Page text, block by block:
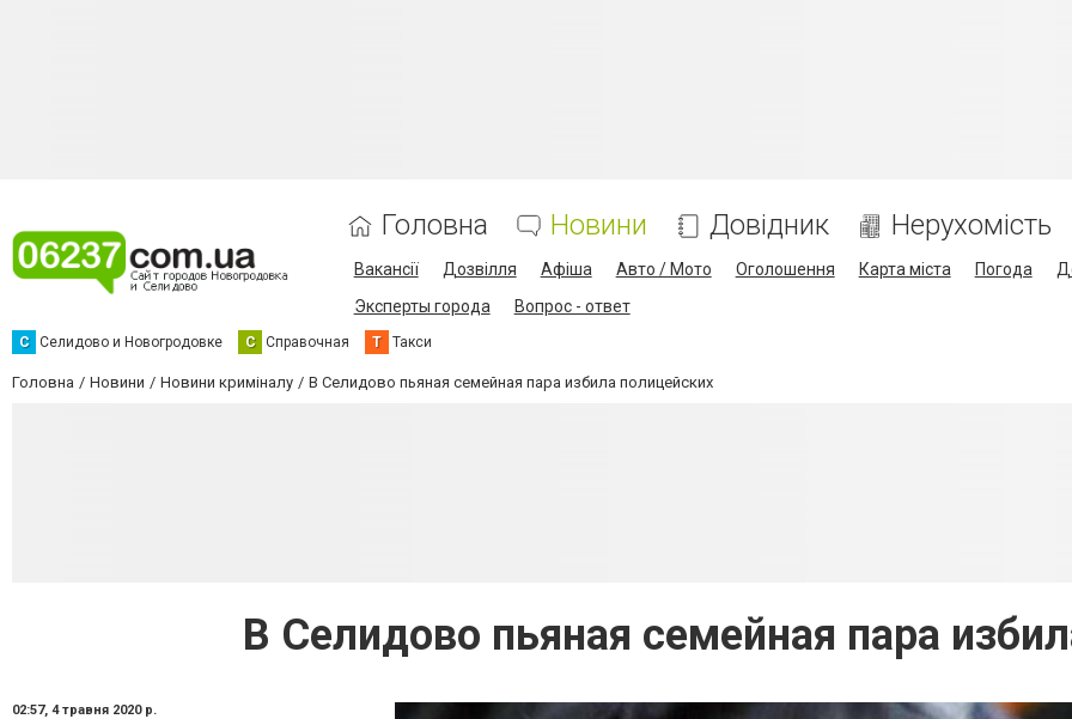
Головна Новини Довідник Нерухомість
Вакансії Дозвілля Афіша Авто / Мото Оголошення Карта міста Погода
Эксперты города
Вопрос - ответ
С Селидово и Новогродовке С Справочная Т Такси
Головна Новини Новини криміналу В Селидово пьяная семейная пара избила полицейских
В Селидово пьяная семейная пара
02:57, 4 травня 2020 р.